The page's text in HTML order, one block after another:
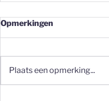
Opmerkingen
Plaats een opmerking...